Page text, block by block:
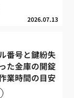
2026.07.13
番号と鍵紛失
た金庫の開錠
業時間の目安